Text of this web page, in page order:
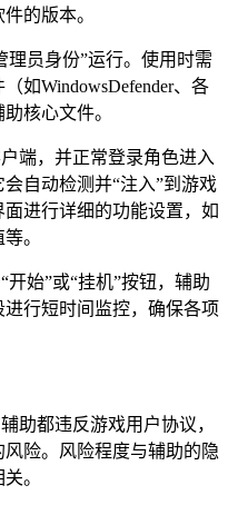
的版本。
理员身份”运行。使用时需
如WindowsDefender、各
核心文件。
端，并正常登录角色进入
自动检测并“注入”到游戏
进行详细的功能设置，如
。
始”或“挂机”按钮，辅助
行短时间监控，确保各项
助都违反游戏用户协议，
险。风险程度与辅助的隐
。